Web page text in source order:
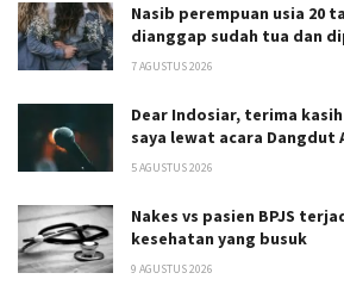
Nasib perempuan usia 20
dianggap sudah tua dan
7 AGUSTUS 2026
Dear Indosiar, terima
saya lewat acara Dangdut
5 AGUSTUS 2026
Nakes vs pasien BPJS
kesehatan yang busuk
9 AGUSTUS 2026